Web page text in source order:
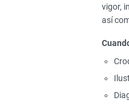
vigor,
así